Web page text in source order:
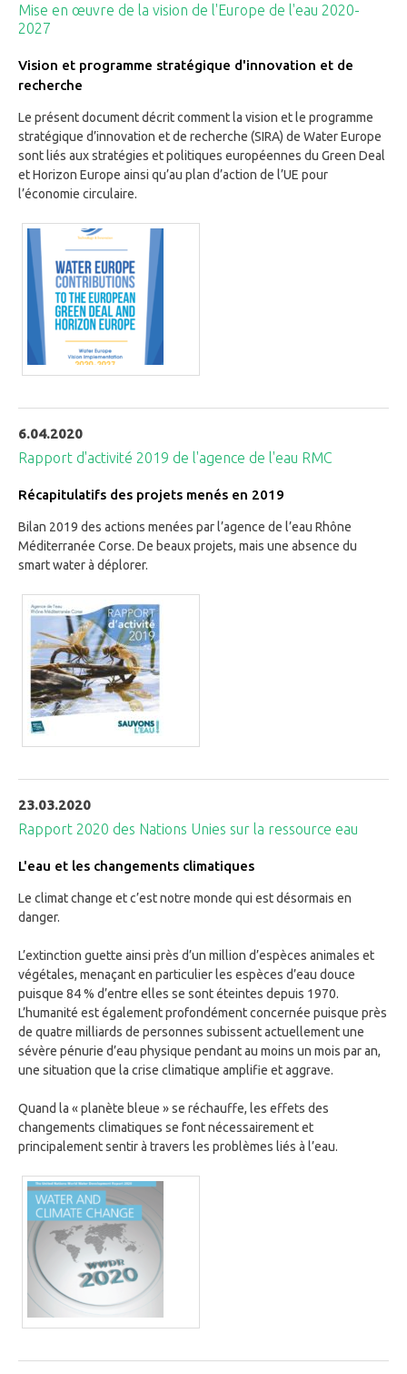
Mise en œuvre de la vision de l'Europe de l'eau 2020-
2027
Vision et programme stratégique d'innovation et de
recherche
Le présent document décrit comment la vision et le programme
stratégique d’innovation et de recherche (SIRA) de Water Europe
sont liés aux stratégies et politiques européennes du Green Deal
et Horizon Europe ainsi qu’au plan d’action de l’UE pour
l’économie circulaire.
6.04.2020
Rapport d'activité 2019 de l'agence de l'eau RMC
Récapitulatifs des projets menés en 2019
Bilan 2019 des actions menées par l’agence de l’eau Rhône
Méditerranée Corse. De beaux projets, mais une absence du
smart water à déplorer.
23.03.2020
Rapport 2020 des Nations Unies sur la ressource eau
L'eau et les changements climatiques
Le climat change et c’est notre monde qui est désormais en
danger.
L’extinction guette ainsi près d’un million d’espèces animales et
végétales, menaçant en particulier les espèces d’eau douce
puisque 84 % d’entre elles se sont éteintes depuis 1970.
L’humanité est également profondément concernée puisque près
de quatre milliards de personnes subissent actuellement une
sévère pénurie d’eau physique pendant au moins un mois par an,
une situation que la crise climatique amplifie et aggrave.
Quand la « planète bleue » se réchauffe, les effets des
changements climatiques se font nécessairement et
principalement sentir à travers les problèmes liés à l’eau.